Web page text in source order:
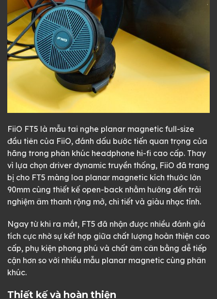
FiiO FT5 là mẫu tai nghe planar magnetic full-size
đầu tiên của FiiO, đánh dấu bước tiến quan trọng của
hãng trong phân khúc headphone hi-fi cao cấp. Thay
vì lựa chọn driver dynamic truyền thống, FiiO đã trang
bị cho FT5 màng loa planar magnetic kích thước lớn
90mm cùng thiết kế open-back nhằm hướng đến trải
nghiệm âm thanh rộng mở, chi tiết và giàu nhạc tính.
Ngay từ khi ra mắt, FT5 đã nhận được nhiều đánh giá
tích cực nhờ sự kết hợp giữa chất lượng hoàn thiện cao
cấp, phụ kiện phong phú và chất âm cân bằng dễ tiếp
cận hơn so với nhiều mẫu planar magnetic cùng phân
khúc.
Thiết kế và hoàn thiện